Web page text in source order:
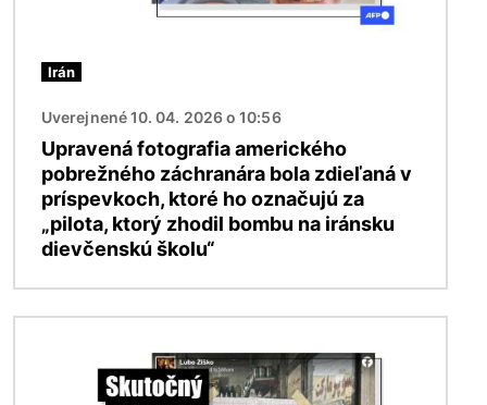
Irán
Uverejnené 10. 04. 2026 o 10:56
Upravená fotografia amerického
pobrežného záchranára bola zdieľaná v
príspevkoch, ktoré ho označujú za
„pilota, ktorý zhodil bombu na iránsku
dievčenskú školu“